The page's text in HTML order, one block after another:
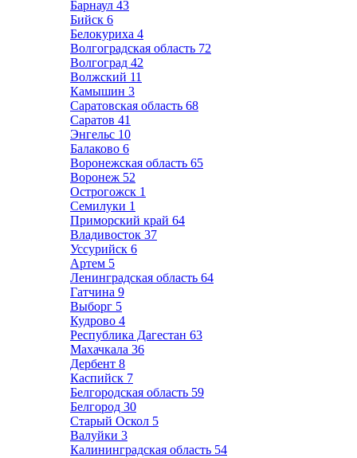
Барнаул 43
Бийск 6
Белокуриха 4
Волгоградская область 72
Волгоград 42
Волжский 11
Камышин 3
Саратовская область 68
Саратов 41
Энгельс 10
Балаково 6
Воронежская область 65
Воронеж 52
Острогожск 1
Семилуки 1
Приморский край 64
Владивосток 37
Уссурийск 6
Артем 5
Ленинградская область 64
Гатчина 9
Выборг 5
Кудрово 4
Республика Дагестан 63
Махачкала 36
Дербент 8
Каспийск 7
Белгородская область 59
Белгород 30
Старый Оскол 5
Валуйки 3
Калининградская область 54